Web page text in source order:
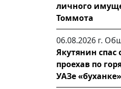
личного
Томмота
06.08.2026 г.
Якутянин спас
проехав по
УАЗе «буханке»